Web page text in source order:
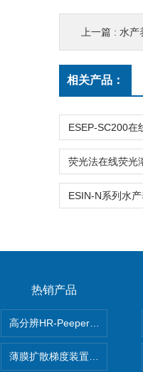
上一篇 : 水产
相关产品：
热销产品
高分辨HR-Peeper采样器孔隙
薄膜扩散梯度装置 Agl DGT